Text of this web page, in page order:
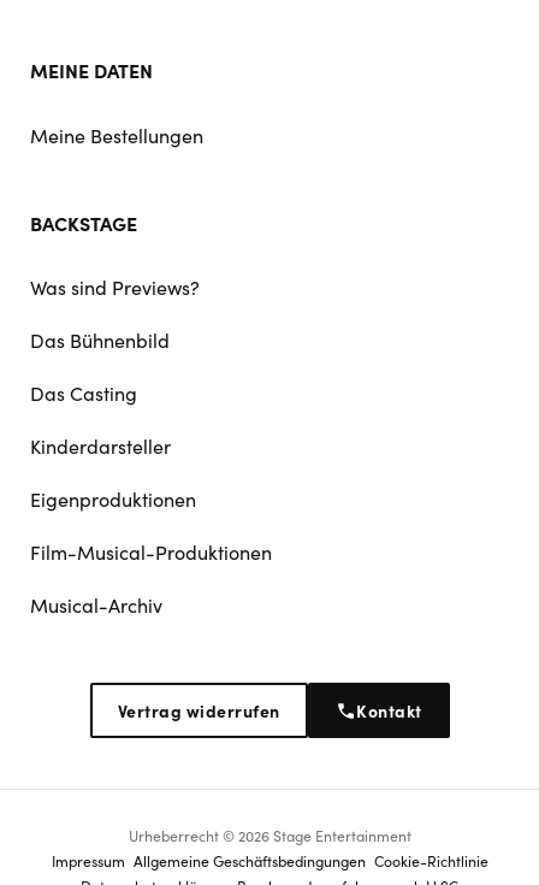
MEINE DATEN
Meine Bestellungen
BACKSTAGE
Was sind Previews?
Das Bühnenbild
Das Casting
Kinderdarsteller
Eigenproduktionen
Film-Musical-Produktionen
Musical-Archiv
Vertrag widerrufen Kontakt
Urheberrecht © 2026 Stage Entertainment
FooterImpressum Allgemeine Geschäftsbedingungen Cookie-Richtlinie